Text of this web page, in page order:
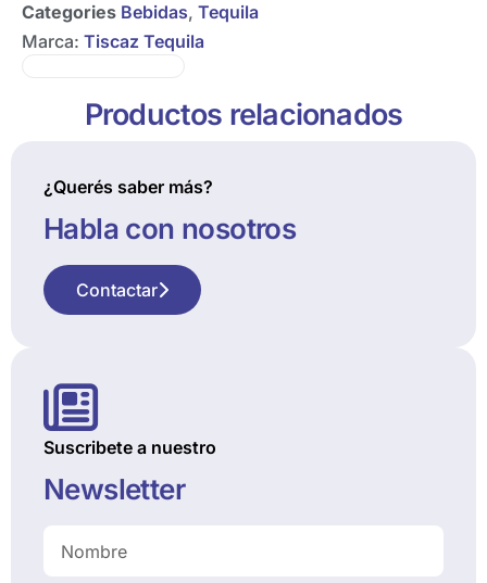
Categories Bebidas, Tequila
Marca: Tiscaz Tequila
Productos relacionados
¿Querés saber más?
Habla con nosotros
Contactar
Suscribete a nuestro
Newsletter